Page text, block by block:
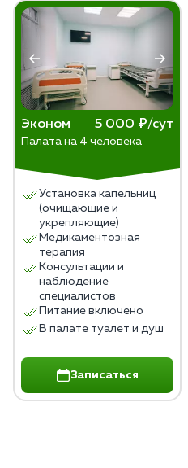
Эконом 5 000 ₽/сут
Палата на 4 человека
Установка капельниц
(очищающие и
укрепляющие)
Медикаментозная
терапия
Консультации и
наблюдение
специалистов
Питание включено
В палате туалет и душ
Записаться